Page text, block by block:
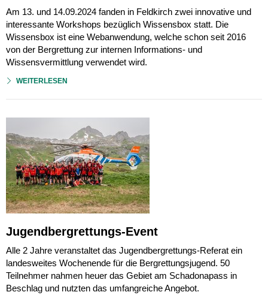
Am 13. und 14.09.2024 fanden in Feldkirch zwei innovative und
interessante Workshops bezüglich Wissensbox statt. Die
Wissensbox ist eine Webanwendung, welche schon seit 2016
von der Bergrettung zur internen Informations- und
Wissensvermittlung verwendet wird.
WEITERLESEN
Jugendbergrettungs-Event
Alle 2 Jahre veranstaltet das Jugendbergrettungs-Referat ein
landesweites Wochenende für die Bergrettungsjugend. 50
Teilnehmer nahmen heuer das Gebiet am Schadonapass in
Beschlag und nutzten das umfangreiche Angebot.